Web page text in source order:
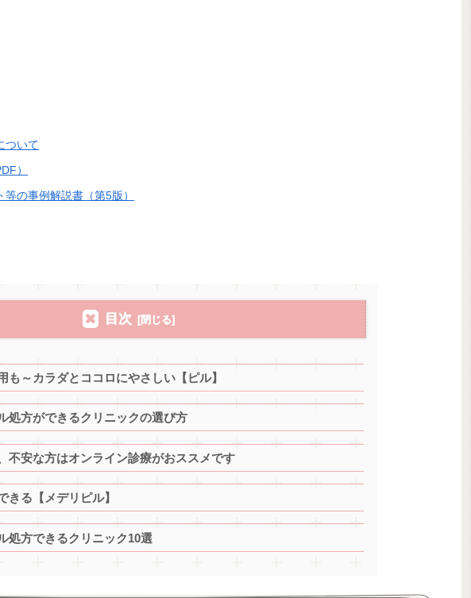
ついて
）
の事例解説書（第5版）
目次
も～カラダとココロにやさしい【ピル】
処方ができるクリニックの選び方
不安な方はオンライン診療がおススメです
きる【メデリピル】
処方できるクリニック10選